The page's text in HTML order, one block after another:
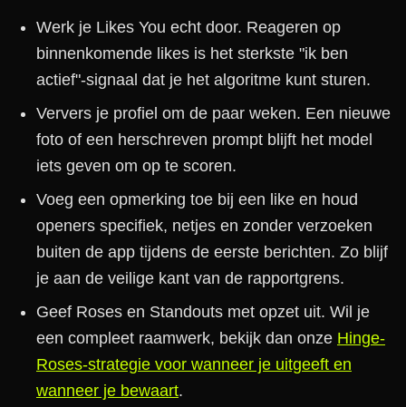
Werk je Likes You echt door. Reageren op
binnenkomende likes is het sterkste "ik ben
actief"-signaal dat je het algoritme kunt sturen.
Ververs je profiel om de paar weken. Een nieuwe
foto of een herschreven prompt blijft het model
iets geven om op te scoren.
Voeg een opmerking toe bij een like en houd
openers specifiek, netjes en zonder verzoeken
buiten de app tijdens de eerste berichten. Zo blijf
je aan de veilige kant van de rapportgrens.
Geef Roses en Standouts met opzet uit. Wil je
een compleet raamwerk, bekijk dan onze Hinge-
Roses-strategie voor wanneer je uitgeeft en
wanneer je bewaart.